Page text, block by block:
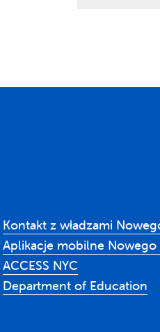
Kontakt z władzami
Aplikacje mobilne Nowego
ACCESS NYC
Department of Education